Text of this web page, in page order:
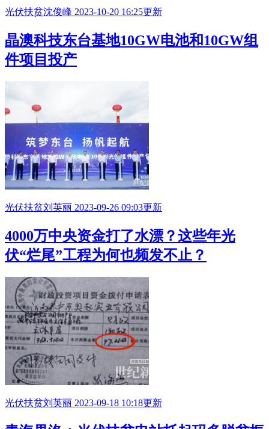
光伏扶贫沈俊峰 2023-10-20 16:25更新
晶澳科技东台基地10GW电池和10GW组
件项目投产
光伏扶贫刘英丽 2023-09-26 09:03更新
4000万中央资金打了水漂？这些年光
伏“烂尾”工程为何也频发不止？
光伏扶贫刘英丽 2023-09-18 10:18更新